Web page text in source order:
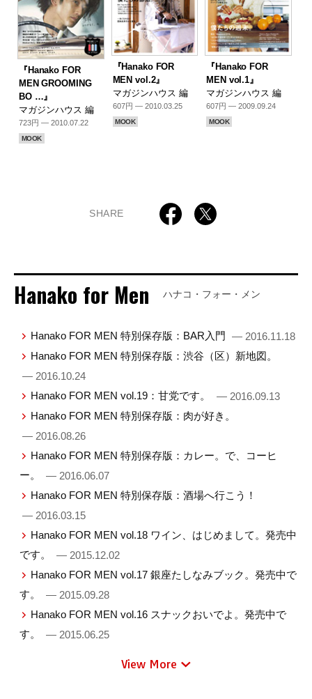
『Hanako FOR
MEN GROOMING
BO …』
マガジンハウス 編
723円 — 2010.07.22
MOOK
『Hanako FOR
MEN vol.2』
マガジンハウス 編
607円 — 2010.03.25
MOOK
『Hanako FOR
MEN vol.1』
マガジンハウス 編
607円 — 2009.09.24
MOOK
SHARE
Hanako for Men ハナコ・フォー・メン
Hanako FOR MEN 特別保存版：BAR入門 — 2016.11.18
Hanako FOR MEN 特別保存版：渋谷（区）新地図。
— 2016.10.24
Hanako FOR MEN vol.19：甘党です。
— 2016.09.13
Hanako FOR MEN 特別保存版：肉が好き。
— 2016.08.26
Hanako FOR MEN 特別保存版：カレー。で、コーヒ
ー。
— 2016.06.07
Hanako FOR MEN 特別保存版：酒場へ行こう！
— 2016.03.15
Hanako FOR MEN vol.18 ワイン、はじめまして。発売中
です。
— 2015.12.02
Hanako FOR MEN vol.17 銀座たしなみブック。発売中で
す。
— 2015.09.28
Hanako FOR MEN vol.16 スナックおいでよ。発売中で
す。
— 2015.06.25
View More